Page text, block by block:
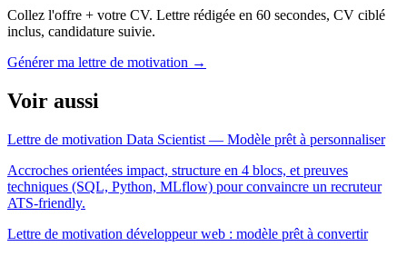
Collez l'offre + votre CV. Lettre rédigée en 60 secondes, CV ciblé
inclus, candidature suivie.
Générer ma lettre de motivation →
Voir aussi
Lettre de motivation Data Scientist — Modèle prêt à personnaliser
Accroches orientées impact, structure en 4 blocs, et preuves
techniques (SQL, Python, MLflow) pour convaincre un recruteur
ATS-friendly.
Lettre de motivation développeur web : modèle prêt à convertir